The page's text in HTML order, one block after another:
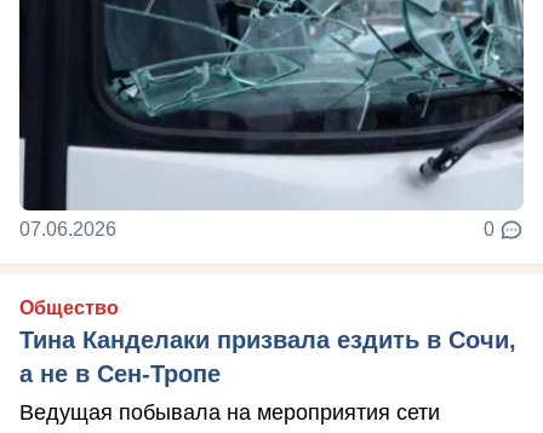
07.06.2026 0
Общество
Тина Канделаки призвала ездить в Сочи,
а не в Сен-Тропе
Ведущая побывала на мероприятия сети